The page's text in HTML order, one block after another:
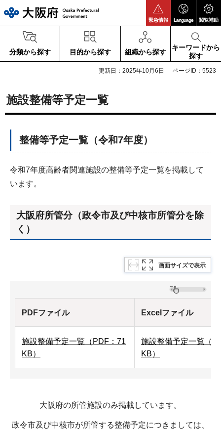
緊急情報 Language 閲覧補助
分類から探す 目的から探す 組織から探す
キーワードから
探す
更新日：2025年10月6日 ページID：5523
施設整備等予定一覧
整備等予定一覧（令和7年度）
令和7年度高齢者関連施設の整備等予定一覧を掲載して
います。
大阪府所管分（政令市及び中核市所管分を除
く）
画面サイズで表示
PDFファイル Excelファイル
施設整備予定一覧（PDF：71
KB）
施設整備予定一覧（
KB）
大阪府の所管施設のみ掲載しています。
政令市及び中核市が所管する整備予定につきましては、